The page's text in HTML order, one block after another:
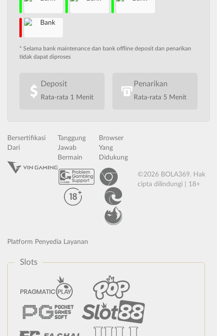
* Selama bank maintenance dan bank offline deposit dan penarikan
tidak dapat diproses
Deposit
Rata-rata 1 Menit
Penarikan
Rata-rata 5 Menit
Bersertifikasi
Dari
Tanggung
Jawab
Bermain
Browser
Yang
Didukung
©2026 BOLA369. Hak
cipta dilindungi | 18+
Platform Penyedia Layanan
Slots